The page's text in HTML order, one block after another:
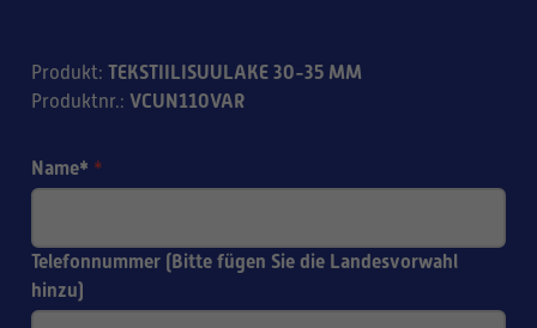
Produkt: TEKSTIILISUULAKE 30-35 MM
Produktnr.: VCUN110VAR
Name* *
Telefonnummer (Bitte fügen Sie die Landesvorwahl
hinzu)